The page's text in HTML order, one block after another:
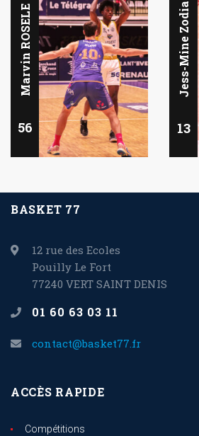
56
Marvin ROSELE
13
Jess-Mine Zodia
BASKET 77
12 rue des Ecoles
Pouilly Le Fort
77240 VERT SAINT DENIS
01 60 63 03 11
contact@basket77.fr
ACCÈS RAPIDE
Compétitions